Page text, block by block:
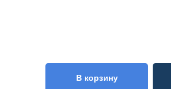
В корзину